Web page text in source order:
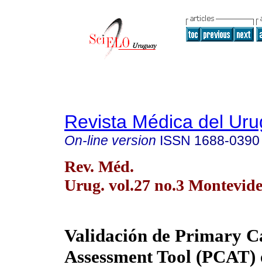
Revista Médica del
On-line version ISSN 1688-0390
Rev. Méd.
Urug. vol.27 no.3
Validación de Primary
Assessment Tool